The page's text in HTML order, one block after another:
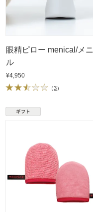
眼精ピロー menical/メ
ル
¥4,950
（3）